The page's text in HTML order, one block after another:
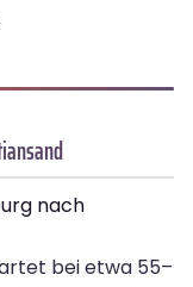
nach
bei etwa 55–